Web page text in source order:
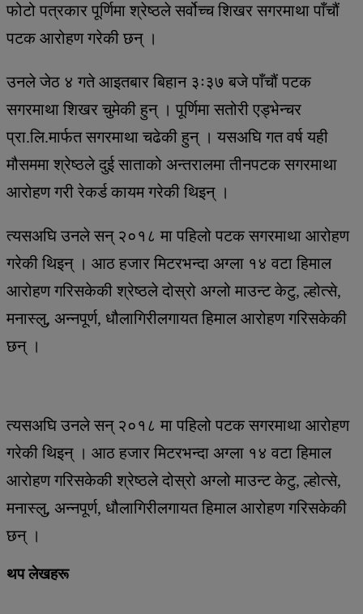
फोटो पत्रकार पूर्णिमा श्रेष्ठले सर्वोच्च शिखर सगरमाथा पाँचौं
पटक आरोहण गरेकी छन् ।
उनले जेठ ४ गते आइतबार बिहान ३ः३७ बजे पाँचौं पटक
सगरमाथा शिखर चुमेकी हुन् । पूर्णिमा सतोरी एड्भेन्चर
प्रा.लि.मार्फत सगरमाथा चढेकी हुन् । यसअघि गत वर्ष यही
मौसममा श्रेष्ठले दुई साताको अन्तरालमा तीनपटक सगरमाथा
आरोहण गरी रेकर्ड कायम गरेकी थिइन् ।
त्यसअघि उनले सन् २०१८ मा पहिलो पटक सगरमाथा आरोहण
गरेकी थिइन् । आठ हजार मिटरभन्दा अग्ला १४ वटा हिमाल
आरोहण गरिसकेकी श्रेष्ठले दोस्रो अग्लो माउन्ट केटु, ल्होत्से,
मनास्लु, अन्नपूर्ण, धौलागिरीलगायत हिमाल आरोहण गरिसकेकी
छन् ।
त्यसअघि उनले सन् २०१८ मा पहिलो पटक सगरमाथा आरोहण
गरेकी थिइन् । आठ हजार मिटरभन्दा अग्ला १४ वटा हिमाल
आरोहण गरिसकेकी श्रेष्ठले दोस्रो अग्लो माउन्ट केटु, ल्होत्से,
मनास्लु, अन्नपूर्ण, धौलागिरीलगायत हिमाल आरोहण गरिसकेकी
छन् ।
थप लेखहरू